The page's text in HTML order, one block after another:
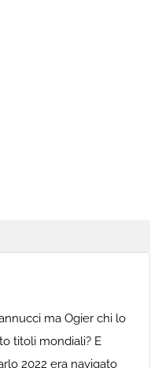
ma Ogier chi lo
titoli mondiali? E
2022 era navigato